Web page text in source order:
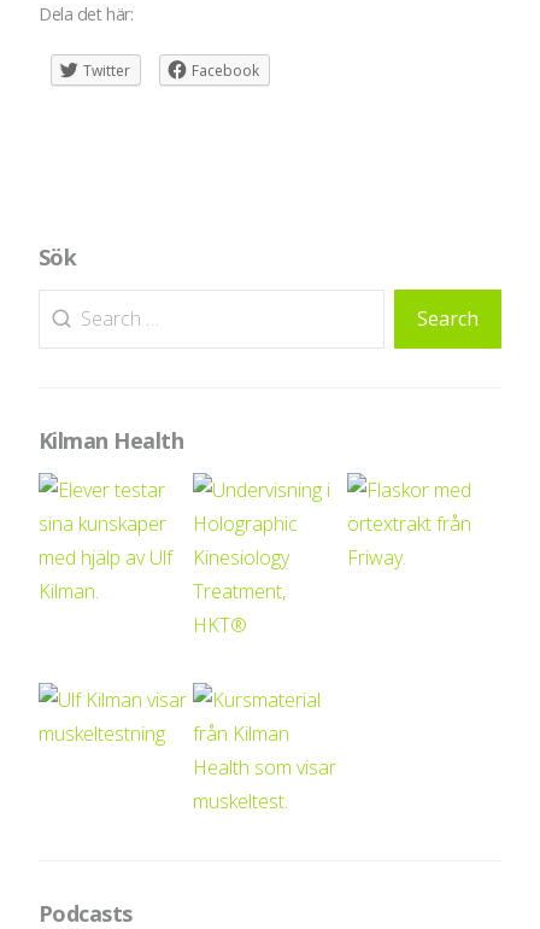
Dela det här:
Twitter Facebook
Sök
Search
Search
Kilman Health
Podcasts